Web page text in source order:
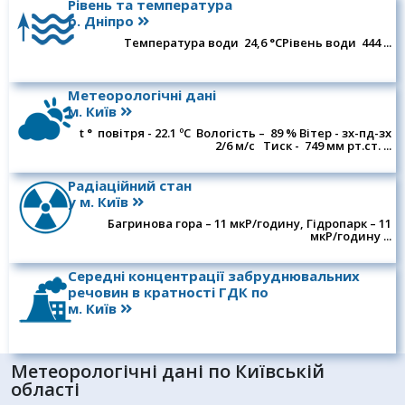
Рівень та температура
р. Дніпро
Температура води 24,6 °СРівень води 444 ...
Метеорологічні дані
м. Київ
t ° повітря - 22.1 ºC Вологість – 89 % Вітер - зх-пд-зх
2/6 м/c Тиск - 749 мм рт.ст. ...
Радіаційний стан
у м. Київ
Багринова гора – 11 мкР/годину, Гідропарк – 11
мкР/годину ...
Середні концентрації забруднювальних
речовин в кратності ГДК по
м. Київ
Метеорологічні дані по Київській
області